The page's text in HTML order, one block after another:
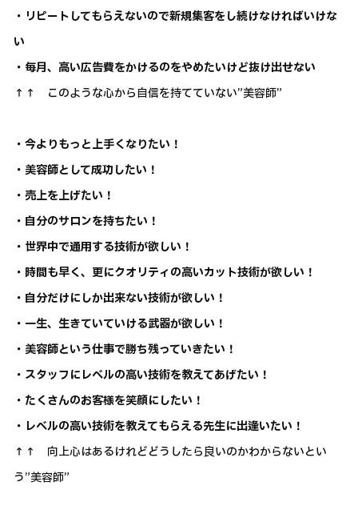
・リピートしてもらえないので新規集客をし続けなければいけな
い
・毎月、高い広告費をかけるのをやめたいけど抜け出せない
↑↑ このような心から自信を持てていない”美容師”
・今よりもっと上手くなりたい！
・美容師として成功したい！
・売上を上げたい！
・自分のサロンを持ちたい！
・世界中で通用する技術が欲しい！
・時間も早く、更にクオリティの高いカット技術が欲しい！
・自分だけにしか出来ない技術が欲しい！
・一生、生きていていける武器が欲しい！
・美容師という仕事で勝ち残っていきたい！
・スタッフにレベルの高い技術を教えてあげたい！
・たくさんのお客様を笑顔にしたい！
・レベルの高い技術を教えてもらえる先生に出逢いたい！
↑↑ 向上心はあるけれどどうしたら良いのかわからないとい
う”美容師”